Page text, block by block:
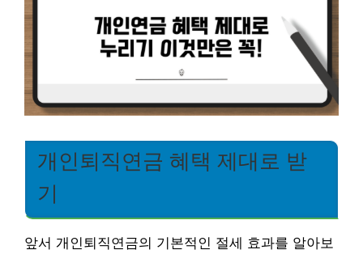
개인퇴직연금 혜택 제대로 받
기
앞서 개인퇴직연금의 기본적인 절세 효과를 알아보